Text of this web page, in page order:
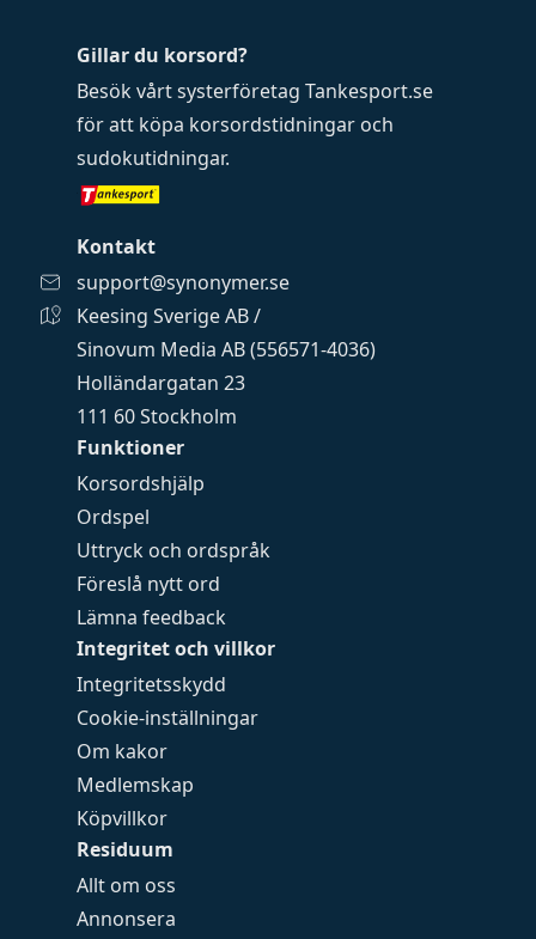
Funktioner
Korsordshjälp
Ordspel
Uttryck och ordspråk
Föreslå nytt ord
Lämna feedback
Integritet och villkor
Integritetsskydd
Cookie-inställningar
Om kakor
Medlemskap
Köpvillkor
Residuum
Allt om oss
Annonsera
Gillar du korsord?
Besök vårt systerföretag Tankesport.se
för att köpa korsordstidningar och
sudokutidningar.
Kontakt
support@synonymer.se
Keesing Sverige AB /
Sinovum Media AB (556571-4036)
Holländargatan 23
111 60 Stockholm